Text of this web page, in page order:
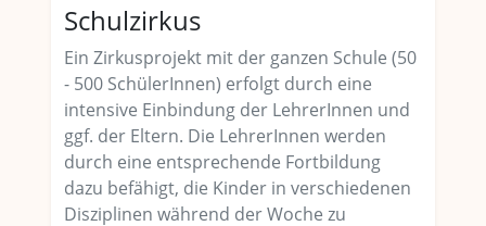
Schulzirkus
Ein Zirkusprojekt mit der ganzen Schule (50
- 500 SchülerInnen) erfolgt durch eine
intensive Einbindung der LehrerInnen und
ggf. der Eltern. Die LehrerInnen werden
durch eine entsprechende Fortbildung
dazu befähigt, die Kinder in verschiedenen
Disziplinen während der Woche zu